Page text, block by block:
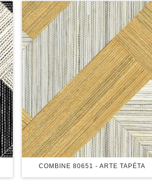
COMBINE 80651 - ARTE TAPÉTA